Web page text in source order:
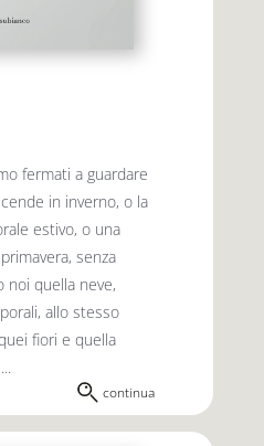
fermati a guardare
in inverno, o la
estivo, o una
senza
noi quella neve,
allo stesso
fiori e quella
continua